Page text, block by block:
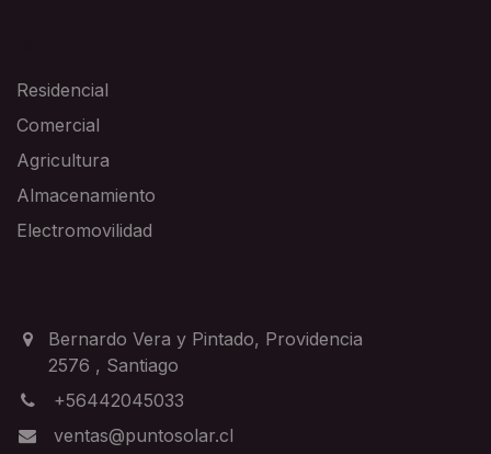
Residencial
Comercial
Agricultura
Almacenamiento
Electromovilidad
Bernardo Vera y Pintado, Providencia
2576 , Santiago
+56442045033
ventas@puntosolar.cl